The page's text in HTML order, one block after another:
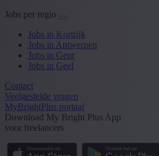
Jobs per regio
Jobs in Kortrijk
Jobs in Antwerpen
Jobs in Gent
Jobs in Geel
Contact
Veelgestelde vragen
MyBrightPlus portaal
Download My Bright Plus App
voor freelancers